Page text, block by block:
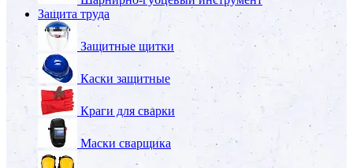
Защита труда
Защитные щитки
Каски защитные
Краги для сварки
Маски сварщика